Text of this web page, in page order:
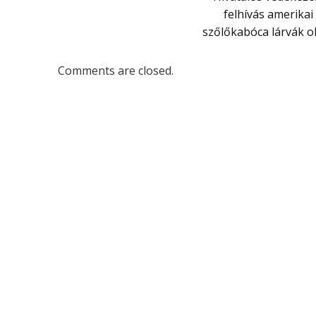
felhívás amerikai
szőlőkabóca lárvák
Comments are closed.